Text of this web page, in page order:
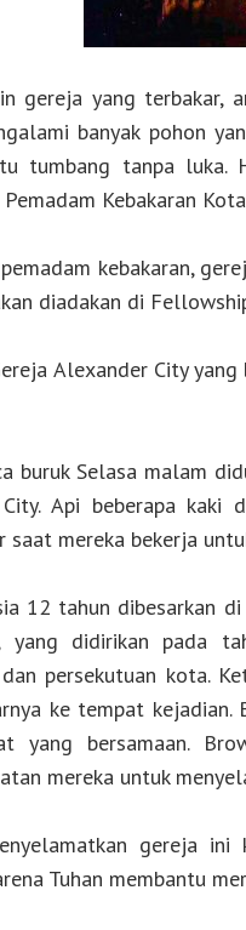
gereja yang terbakar,
banyak pohon
tumbang tanpa luka.
Kebakaran
kebakaran,
diadakan di
Alexander City
buruk Selasa malam
Api beberapa kaki
saat mereka bekerja
12 tahun dibesarkan
didirikan pada
dan persekutuan kota.
ke tempat
yang bersamaan.
mereka untuk
gereja
Tuhan membantu